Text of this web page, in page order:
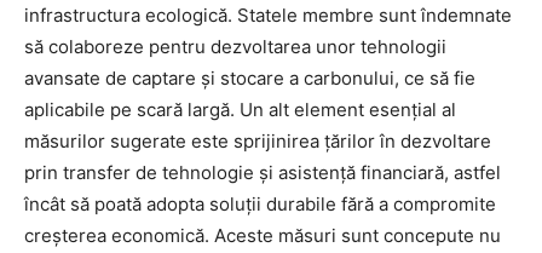
infrastructura ecologică. Statele membre sunt îndemnate
să colaboreze pentru dezvoltarea unor tehnologii
avansate de captare și stocare a carbonului, ce să fie
aplicabile pe scară largă. Un alt element esențial al
măsurilor sugerate este sprijinirea țărilor în dezvoltare
prin transfer de tehnologie și asistență financiară, astfel
încât să poată adopta soluții durabile fără a compromite
creșterea economică. Aceste măsuri sunt concepute nu